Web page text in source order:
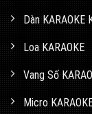
Dàn KARAOKE
Loa KARAOKE
Vang Số
Micro